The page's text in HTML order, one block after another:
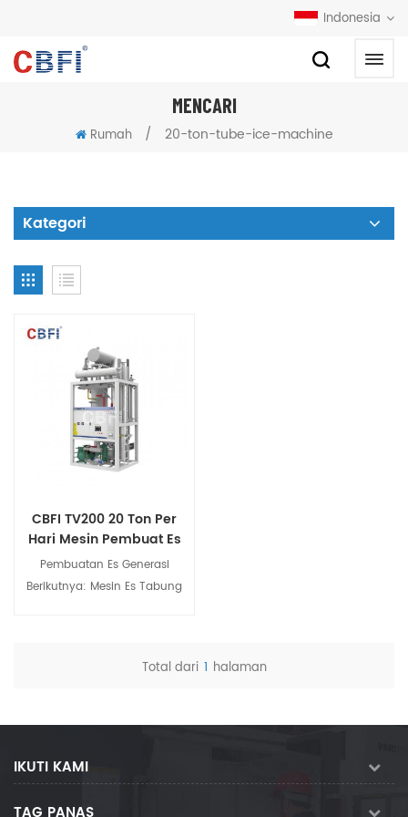
Indonesia
MENCARI
Rumah / 20-ton-tube-ice-machine
Kategori
CBFI TV200 20 Ton Per
Hari Mesin Pembuat Es
Tabung Terintegrasi
Pembuatan Es Generasi
Berikutnya: Mesin Es Tabung
yang dirancang khusus untuk
pendingin internasional yang
canggih dan sistem kontrol
cerdas, memungkinkan
Total dari 1 halaman
IKUTI KAMI